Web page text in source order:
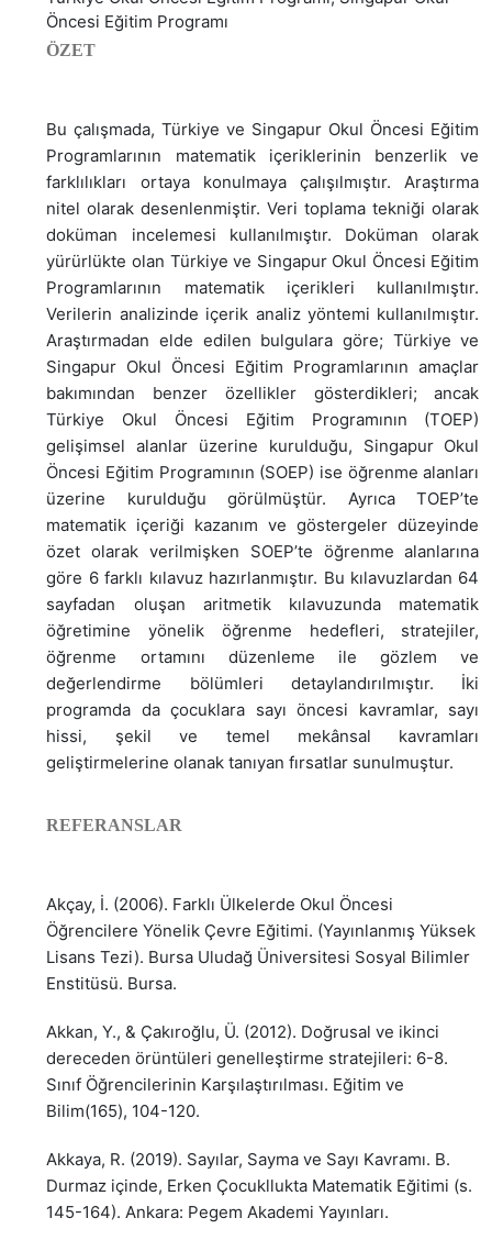
Öncesi Eğitim Programı
ÖZET
Bu çalışmada, Türkiye ve Singapur Okul Öncesi Eğitim
Programlarının matematik içeriklerinin benzerlik ve
farklılıkları ortaya konulmaya çalışılmıştır. Araştırma
nitel olarak desenlenmiştir. Veri toplama tekniği olarak
doküman incelemesi kullanılmıştır. Doküman olarak
yürürlükte olan Türkiye ve Singapur Okul Öncesi Eğitim
Programlarının matematik içerikleri kullanılmıştır.
Verilerin analizinde içerik analiz yöntemi kullanılmıştır.
Araştırmadan elde edilen bulgulara göre; Türkiye ve
Singapur Okul Öncesi Eğitim Programlarının amaçlar
bakımından benzer özellikler gösterdikleri; ancak
Türkiye Okul Öncesi Eğitim Programının (TOEP)
gelişimsel alanlar üzerine kurulduğu, Singapur Okul
Öncesi Eğitim Programının (SOEP) ise öğrenme alanları
üzerine kurulduğu görülmüştür. Ayrıca TOEP’te
matematik içeriği kazanım ve göstergeler düzeyinde
özet olarak verilmişken SOEP’te öğrenme alanlarına
göre 6 farklı kılavuz hazırlanmıştır. Bu kılavuzlardan 64
sayfadan oluşan aritmetik kılavuzunda matematik
öğretimine yönelik öğrenme hedefleri, stratejiler,
öğrenme ortamını düzenleme ile gözlem ve
değerlendirme bölümleri detaylandırılmıştır. İki
programda da çocuklara sayı öncesi kavramlar, sayı
hissi, şekil ve temel mekânsal kavramları
geliştirmelerine olanak tanıyan fırsatlar sunulmuştur.
REFERANSLAR
Akçay, İ. (2006). Farklı Ülkelerde Okul Öncesi
Öğrencilere Yönelik Çevre Eğitimi. (Yayınlanmış Yüksek
Lisans Tezi). Bursa Uludağ Üniversitesi Sosyal Bilimler
Enstitüsü. Bursa.
Akkan, Y., & Çakıroğlu, Ü. (2012). Doğrusal ve ikinci
dereceden örüntüleri genelleştirme stratejileri: 6-8.
Sınıf Öğrencilerinin Karşılaştırılması. Eğitim ve
Bilim(165), 104-120.
Akkaya, R. (2019). Sayılar, Sayma ve Sayı Kavramı. B.
Durmaz içinde, Erken Çocukllukta Matematik Eğitimi (s.
145-164). Ankara: Pegem Akademi Yayınları.